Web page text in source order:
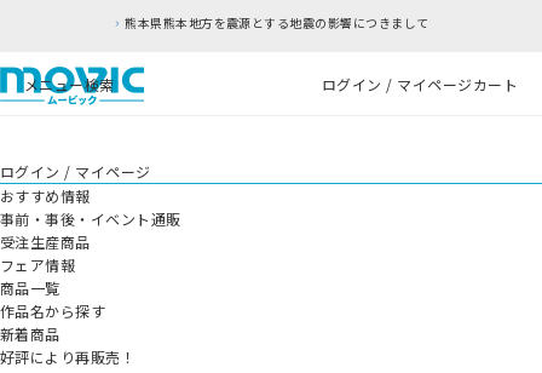
熊本県熊本地方を震源とする地震の影響につきまして
メニュー検索 ログイン / マイページカート
ログイン / マイページ
おすすめ情報
事前・事後・イベント通販
受注生産商品
フェア情報
商品一覧
作品名から探す
新着商品
好評により再販売！